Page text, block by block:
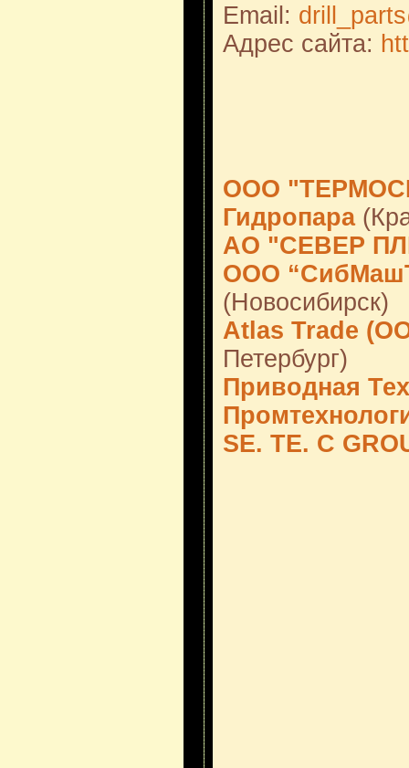
Email:
Адрес сайта:
ООО
Гидропара
АО "СЕВЕР
ООО
(Новосибирск)
Atlas Trade
Петербург)
Приводная
SE. TE. C